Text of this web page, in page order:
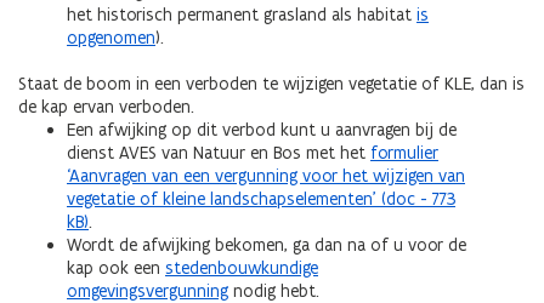
het historisch permanent grasland als habitat is
opgenomen).
Staat de boom in een verboden te wijzigen vegetatie of KLE, dan is
de kap ervan verboden.
Een afwijking op dit verbod kunt u aanvragen bij de
dienst AVES van Natuur en Bos met het formulier
‘Aanvragen van een vergunning voor het wijzigen van
vegetatie of kleine landschapselementen’ (doc - 773
kB).
Wordt de afwijking bekomen, ga dan na of u voor de
kap ook een stedenbouwkundige
omgevingsvergunning nodig hebt.